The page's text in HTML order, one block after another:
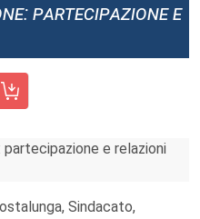
partecipazione e
3/2023
e relazioni
Sindacato,